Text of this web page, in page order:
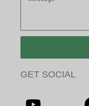
GET SOCIAL